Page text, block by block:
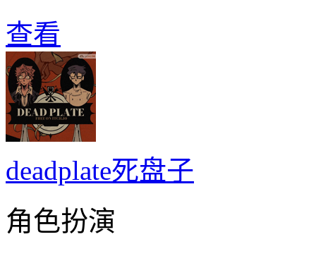
查看
deadplate死盘子
角色扮演